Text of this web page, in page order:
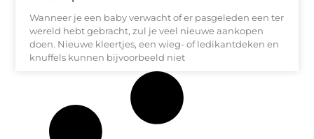
Wanneer je een baby verwacht of er pasgeleden een ter
wereld hebt gebracht, zul je veel nieuwe aankopen
doen. Nieuwe kleertjes, een wieg- of ledikantdeken en
knuffels kunnen bijvoorbeeld niet